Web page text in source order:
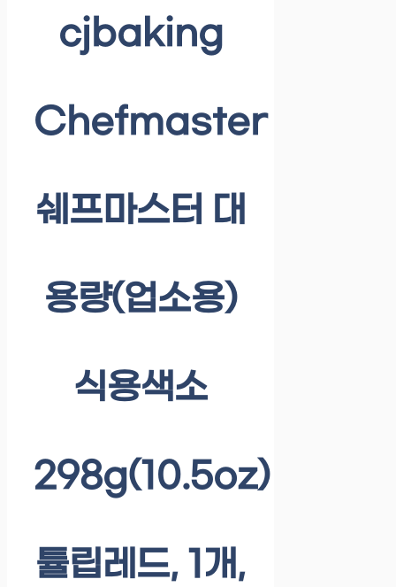
cjbaking
Chefmaster
쉐프마스터 대
용량(업소용)
식용색소
298g(10.5oz)
튤립레드, 1개,